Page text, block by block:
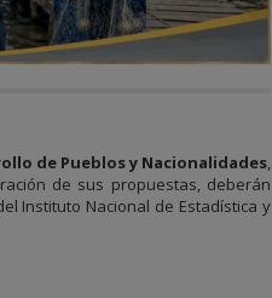
de Pueblos y Nacionalidades,
de sus propuestas, deberán
Instituto Nacional de Estadística y